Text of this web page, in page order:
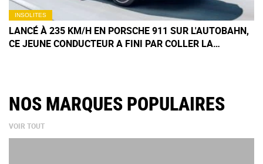
INSOLITES
LANCÉ À 235 KM/H EN PORSCHE 911 SUR L'AUTOBAHN,
CE JEUNE CONDUCTEUR A FINI PAR COLLER LA
NOS MARQUES POPULAIRES
VOIR TOUT